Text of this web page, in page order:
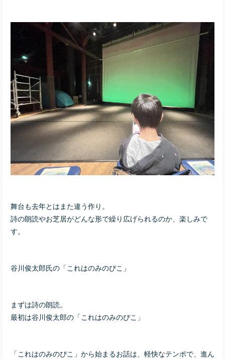
舞台も去年とはまた違う作り。
詩の朗読やお芝居がどんな形で繰り広げられるのか、楽しみで
す。
谷川俊太郎氏の「これはのみのぴこ」
まずは詩の朗読。
最初は谷川俊太郎の「これはのみのぴこ」
「これはのみのぴこ」から始まるお話は、軽快なテンポで、進ん